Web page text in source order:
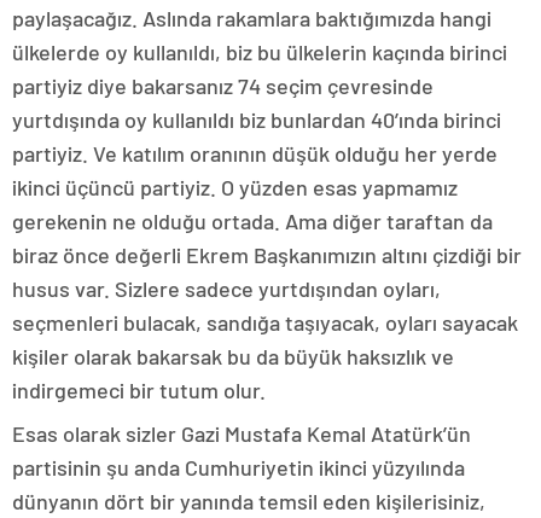
paylaşacağız. Aslında rakamlara baktığımızda hangi
ülkelerde oy kullanıldı, biz bu ülkelerin kaçında birinci
partiyiz diye bakarsanız 74 seçim çevresinde
yurtdışında oy kullanıldı biz bunlardan 40’ında birinci
partiyiz. Ve katılım oranının düşük olduğu her yerde
ikinci üçüncü partiyiz. O yüzden esas yapmamız
gerekenin ne olduğu ortada. Ama diğer taraftan da
biraz önce değerli Ekrem Başkanımızın altını çizdiği bir
husus var. Sizlere sadece yurtdışından oyları,
seçmenleri bulacak, sandığa taşıyacak, oyları sayacak
kişiler olarak bakarsak bu da büyük haksızlık ve
indirgemeci bir tutum olur.
Esas olarak sizler Gazi Mustafa Kemal Atatürk’ün
partisinin şu anda Cumhuriyetin ikinci yüzyılında
dünyanın dört bir yanında temsil eden kişilerisiniz,